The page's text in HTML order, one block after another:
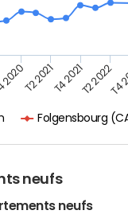
Folgensbourg
T2 2021T4 2021T2 2022T4
neufs
neufs